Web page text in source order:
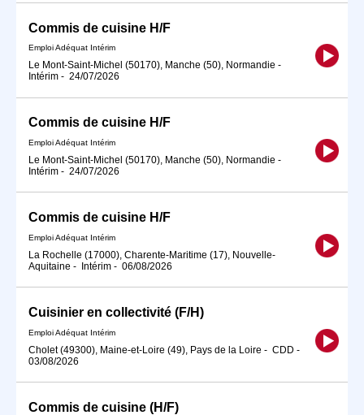
Commis de cuisine H/F
Emploi Adéquat Intérim
Le Mont-Saint-Michel (50170), Manche (50), Normandie -
Intérim - 24/07/2026
Commis de cuisine H/F
Emploi Adéquat Intérim
Le Mont-Saint-Michel (50170), Manche (50), Normandie -
Intérim - 24/07/2026
Commis de cuisine H/F
Emploi Adéquat Intérim
La Rochelle (17000), Charente-Maritime (17), Nouvelle-
Aquitaine - Intérim - 06/08/2026
Cuisinier en collectivité (F/H)
Emploi Adéquat Intérim
Cholet (49300), Maine-et-Loire (49), Pays de la Loire - CDD -
03/08/2026
Commis de cuisine (H/F)